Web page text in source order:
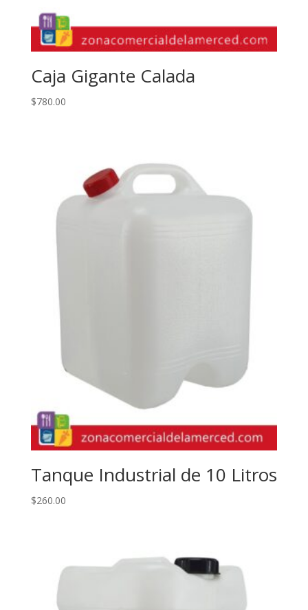
Caja Gigante Calada
$780.00
Tanque Industrial de 10 Litros
$260.00